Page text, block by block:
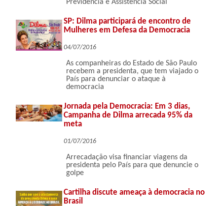
Previdência e Assistência Social
SP: Dilma participará de encontro de
Mulheres em Defesa da Democracia
04/07/2016
As companheiras do Estado de São Paulo
recebem a presidenta, que tem viajado o
País para denunciar o ataque à
democracia
Jornada pela Democracia: Em 3 dias,
Campanha de Dilma arrecada 95% da
meta
01/07/2016
Arrecadação visa financiar viagens da
presidenta pelo País para que denuncie o
golpe
Cartilha discute ameaça à democracia no
Brasil